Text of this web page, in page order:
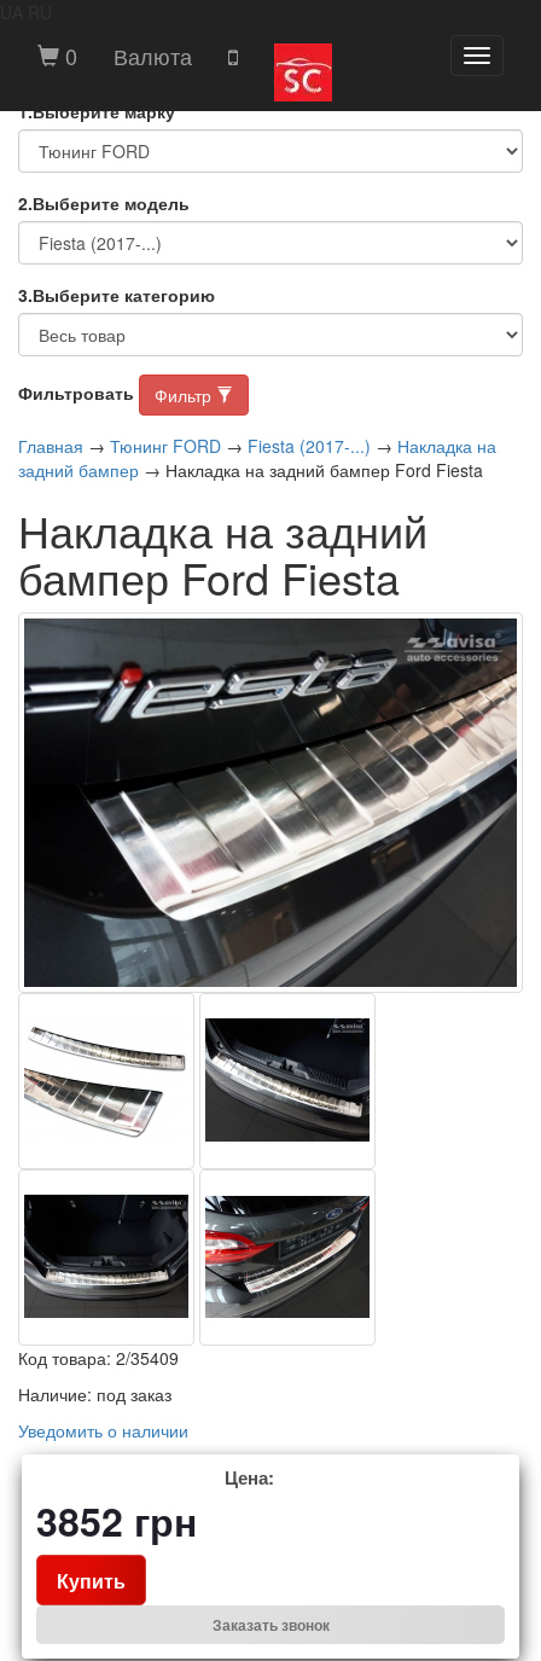
Toggle
0 Валюта
ВЫБЕРИТЕ МАРКУ И МОДЕЛЬ
АВТОМОБИЛЯ
1.Выберите марку
2.Выберите модель
3.Выберите категорию
Фильтровать Фильтр
Главная → Тюнинг FORD → Fiesta (2017-...) → Накладка на
задний бампер → Накладка на задний бампер Ford Fiesta
Накладка на задний
бампер Ford Fiesta
Код товара: 2/35409
Наличие: под заказ
Уведомить о наличии
Цена:
3852 грн
Купить
Заказать звонок